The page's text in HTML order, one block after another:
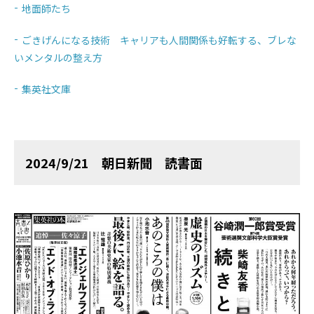
地面師たち
ごきげんになる技術 キャリアも人間関係も好転する、ブレな
いメンタルの整え方
集英社文庫
2024/9/21 朝日新聞 読書面